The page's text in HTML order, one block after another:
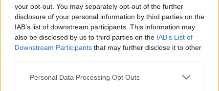
your opt-out. You may separately opt-out of the further
disclosure of your personal information by third parties on the
IAB’s list of downstream participants. This information may
also be disclosed by us to third parties on the IAB’s List of
Downstream Participants that may further disclose it to other
Personal Data Processing Opt Outs
estratégia defensiva.
Compra torres e coloca-as nos espaços disponíveis, depois
liga-as e funde-as arrastando-as umas para cima das outras e
cumpre o objetivo de proteger a base de cada onda. Não te
limites a encher o campo com torres; funde-as o mais depressa
possível para aumentar o seu poder e tenta estar pronto para